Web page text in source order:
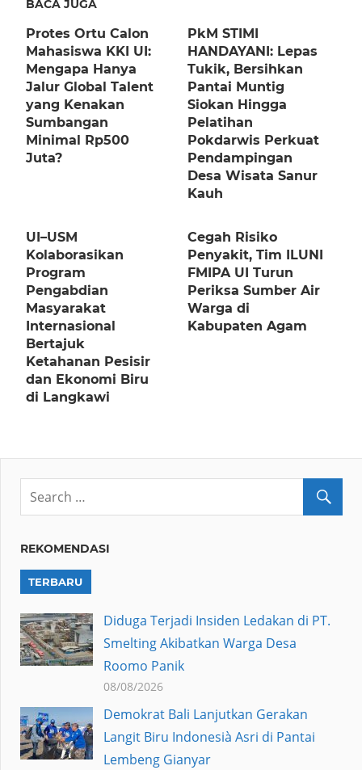
BACA JUGA
Protes Ortu Calon
Mahasiswa KKI UI:
Mengapa Hanya
Jalur Global Talent
yang Kenakan
Sumbangan
Minimal Rp500
Juta?
PkM STIMI
HANDAYANI: Lepas
Tukik, Bersihkan
Pantai Muntig
Siokan Hingga
Pelatihan
Pokdarwis Perkuat
Pendampingan
Desa Wisata Sanur
Kauh
UI–USM
Kolaborasikan
Program
Pengabdian
Masyarakat
Internasional
Bertajuk
Ketahanan Pesisir
dan Ekonomi Biru
di Langkawi
Cegah Risiko
Penyakit, Tim ILUNI
FMIPA UI Turun
Periksa Sumber Air
Warga di
Kabupaten Agam
REKOMENDASI
TERBARU
Diduga Terjadi Insiden Ledakan di PT.
Smelting Akibatkan Warga Desa
Roomo Panik
08/08/2026
Demokrat Bali Lanjutkan Gerakan
Langit Biru Indonesià Asri di Pantai
Lembeng Gianyar